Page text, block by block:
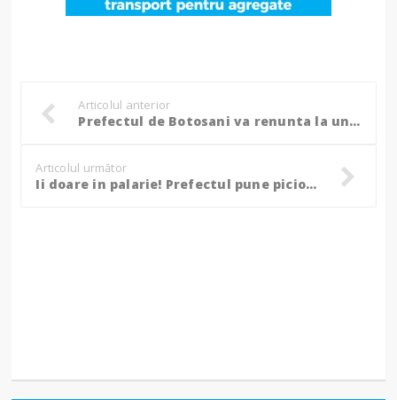
Articolul anterior
Prefectul de Botosani va renunta la un angajat al Cancelariei sale!
Articolul următor
Ii doare in palarie! Prefectul pune piciorul in prag si mana pe pix!